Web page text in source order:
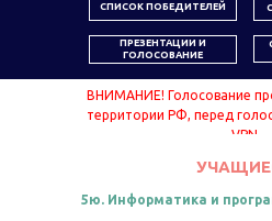
СПИСОК ПОБЕДИТЕЛЕЙ
ПРЕЗЕНТАЦИИ И
ГОЛОСОВАНИЕ
ВНИМАНИЕ! Голосование
территории РФ, перед
VPN.
5ю. Информатика и